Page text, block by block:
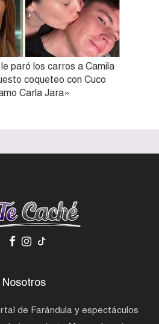
paró los carros a Camila
coqueteo con Cuco
Carla Jara»
Nosotros
de Farándula y espectáculos